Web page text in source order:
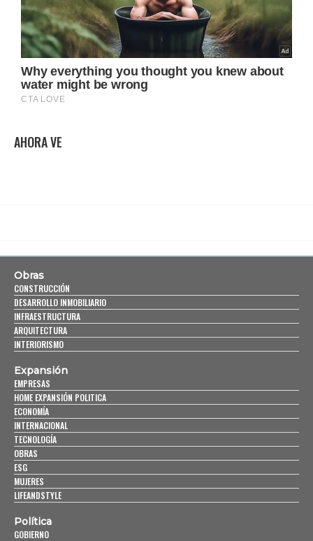
AHORA VE
Obras
CONSTRUCCIÓN
DESARROLLO INMOBILIARIO
INFRAESTRUCTURA
ARQUITECTURA
INTERIORISMO
Expansión
EMPRESAS
HOME EXPANSIÓN POLITICA
ECONOMÍA
INTERNACIONAL
TECNOLOGÍA
OBRAS
ESG
MUJERES
LIFEANDSTYLE
Política
GOBIERNO